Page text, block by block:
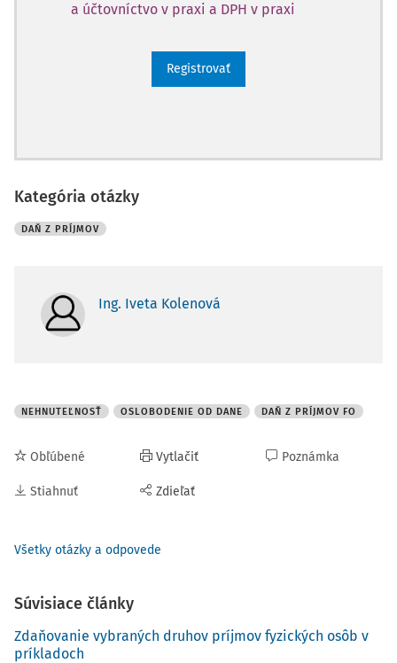
a účtovníctvo v praxi a DPH v praxi
Registrovať
Kategória otázky
DAŇ Z PRÍJMOV
Ing. Iveta Kolenová
NEHNUTEĽNOSŤ OSLOBODENIE OD DANE DAŇ Z PRÍJMOV FO
Obľúbené
Stiahnuť
Vytlačiť
Zdieľať
Poznámka
Všetky otázky a odpovede
Súvisiace články
Zdaňovanie vybraných druhov príjmov fyzických osôb v
príkladoch